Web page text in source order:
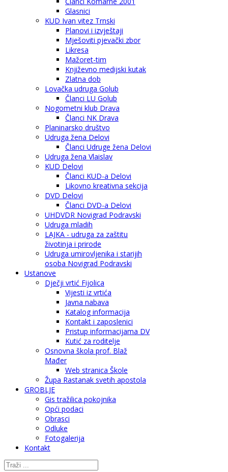
Glasnici
KUD Ivan vitez Trnski
Planovi i izvještaji
Mješoviti pjevački zbor
Likresa
Mažoret-tim
Književno medijski kutak
Zlatna dob
Lovačka udruga Golub
Članci LU Golub
Nogometni klub Drava
Članci NK Drava
Planinarsko društvo
Udruga žena Delovi
Članci Udruge žena Delovi
Udruga žena Vlaislav
KUD Delovi
Članci KUD-a Delovi
Likovno kreativna sekcija
DVD Delovi
Članci DVD-a Delovi
UHDVDR Novigrad Podravski
Udruga mladih
LAJKA - udruga za zaštitu
životinja i prirode
Udruga umirovljenika i starijih
osoba Novigrad Podravski
Ustanove
Dječji vrtić Fijolica
Vijesti iz vrtića
Javna nabava
Katalog informacija
Kontakt i zaposlenici
Pristup informacijama DV
Kutić za roditelje
Osnovna škola prof. Blaž
Mađer
Web stranica Škole
Župa Rastanak svetih apostola
GROBLJE
Gis tražilica pokojnika
Opći podaci
Obrasci
Odluke
Fotogalerija
Kontakt